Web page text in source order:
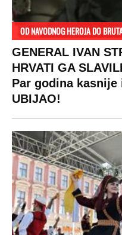
OD NAVODNOG HEROJA DO
GENERAL IVAN
HRVATI GA
Par godina
UBIJAO!